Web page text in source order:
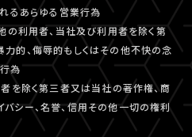
るあらゆる営業行為
の利用者、当社及び利用者を除く第
力的、侮辱的もしくはその他不快の念
為
を除く第三者又は当社の著作権、商
バシー、名誉、信用その他一切の権利